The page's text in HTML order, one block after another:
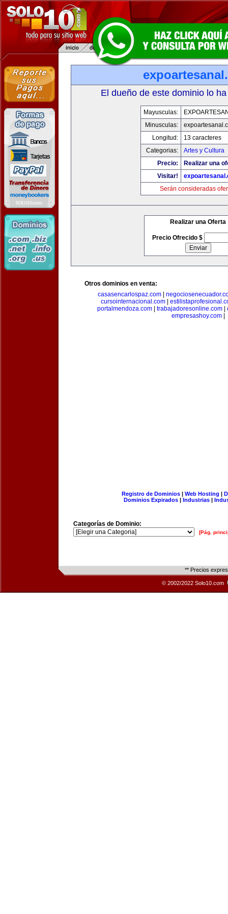
El dueño de este dominio lo
Mayusculas:
Minusculas:
Longitud:
13 caracteres
Categorias:
Artes y Cultura
Precio:
Realizar una
Visitar!
Serán consideradas
Realizar una Oferta
Precio Ofrecido $
Otros dominios en venta:
casasencarlospaz.com|
cursointernacional.com|
portalmendoza.com| trabajadoresonline.com|
empresashoy.com|
Registro de Dominios| Web Hosting |
Dominios Expirados | Industrias |
Categorías de Dominio:
[Pág.
** Precios
© 2002/2022 Solo10.com